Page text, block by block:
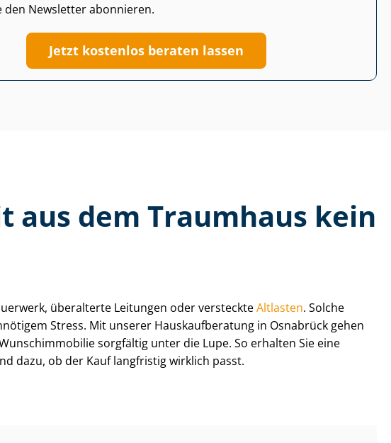
den Newsletter abonnieren.
Jetzt kostenlos beraten lassen
aus dem Traumhaus kein
überalterte Leitungen oder versteckteAltlasten. Solche
Stress. Mit unserer Haus­kauf­be­ra­tung in Osnabrück gehen
sorgfältig unter die Lupe. So erhalten Sie eine
dazu, ob der Kauf langfristig wirklich passt.